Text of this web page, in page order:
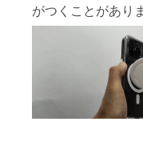
がつくことがあり